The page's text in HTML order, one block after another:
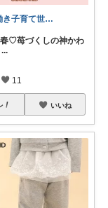
共働き子育て世帯のためのROOM
♡苺づくしの神かわ
...
11
いいね